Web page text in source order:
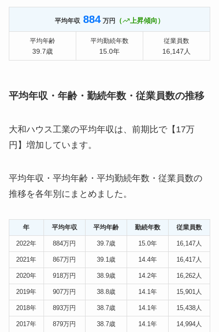
平均年収 884 万円 （ 上昇傾向）
平均年齢
39.7歳
平均勤続年数
15.0年
従業員数
16,147人
平均年収・年齢・勤続年数・従業員数の推移
大和ハウス工業の平均年収は、前期比で【17万
円】増加しています。
平均年収・平均年齢・平均勤続年数・従業員数の
推移を各年別にまとめました。
年 平均年収 平均年齢 勤続年数 従業員数
2022年 884万円 39.7歳 15.0年 16,147人
2021年 867万円 39.1歳 14.4年 16,417人
2020年 918万円 38.9歳 14.2年 16,262人
2019年 907万円 38.8歳 14.1年 15,901人
2018年 893万円 38.7歳 14.1年 15,438人
2017年 879万円 38.7歳 14.1年 14,994人